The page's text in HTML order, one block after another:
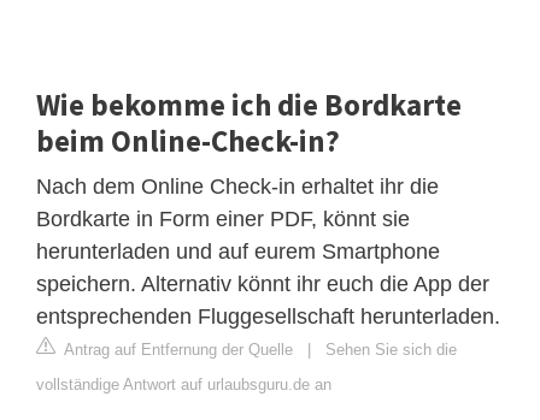
Wie bekomme ich die Bordkarte
beim Online-Check-in?
Nach dem Online Check-in erhaltet ihr die
Bordkarte in Form einer PDF, könnt sie
herunterladen und auf eurem Smartphone
speichern. Alternativ könnt ihr euch die App der
entsprechenden Fluggesellschaft herunterladen.
Antrag auf Entfernung der Quelle | Sehen Sie sich die
vollständige Antwort auf urlaubsguru.de an